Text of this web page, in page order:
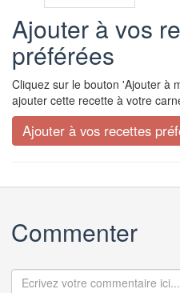
Ajouter à vos
préférées
Cliquez sur le bouton 'Ajouter à
ajouter cette recette à votre
Commenter